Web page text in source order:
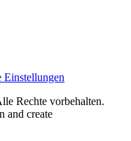
Einstellungen
Rechte vorbehalten.
and create